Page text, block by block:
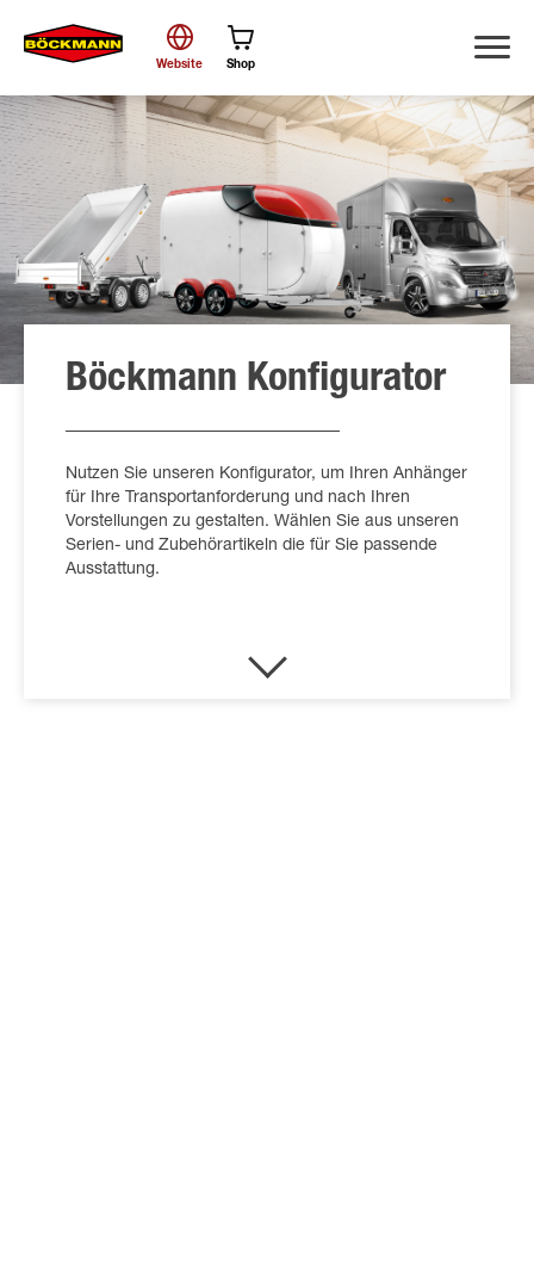
Suche
Website Shop
Böckmann Konfigurator
Nutzen Sie unseren Konfigurator, um Ihren Anhänger
für Ihre Transportanforderung und nach Ihren
Vorstellungen zu gestalten. Wählen Sie aus unseren
Serien- und Zubehörartikeln die für Sie passende
Ausstattung.